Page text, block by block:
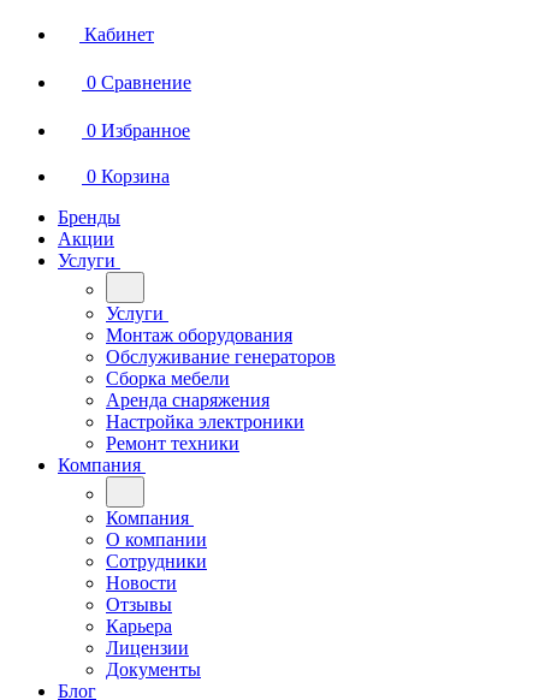
Кабинет
0 Сравнение
0 Избранное
0 Корзина
Бренды
Акции
Услуги
Услуги
Монтаж оборудования
Обслуживание генераторов
Сборка мебели
Аренда снаряжения
Настройка электроники
Ремонт техники
Компания
Компания
О компании
Сотрудники
Новости
Отзывы
Карьера
Лицензии
Документы
Блог